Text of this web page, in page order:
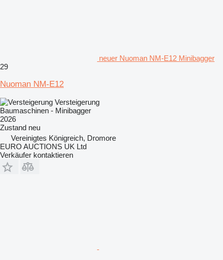
neuer Nuoman NM-E12 Minibagger
29
Nuoman NM-E12
Versteigerung
Baumaschinen - Minibagger
2026
Zustand neu
Vereinigtes Königreich, Dromore
EURO AUCTIONS UK Ltd
Verkäufer kontaktieren